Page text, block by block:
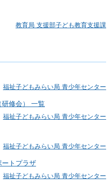
教育局 支援部子ども教育支援課
福祉子どもみらい局 青少年センター
修会） 一覧
福祉子どもみらい局 青少年センター
福祉子どもみらい局 青少年センター
ートプラザ
福祉子どもみらい局 青少年センター